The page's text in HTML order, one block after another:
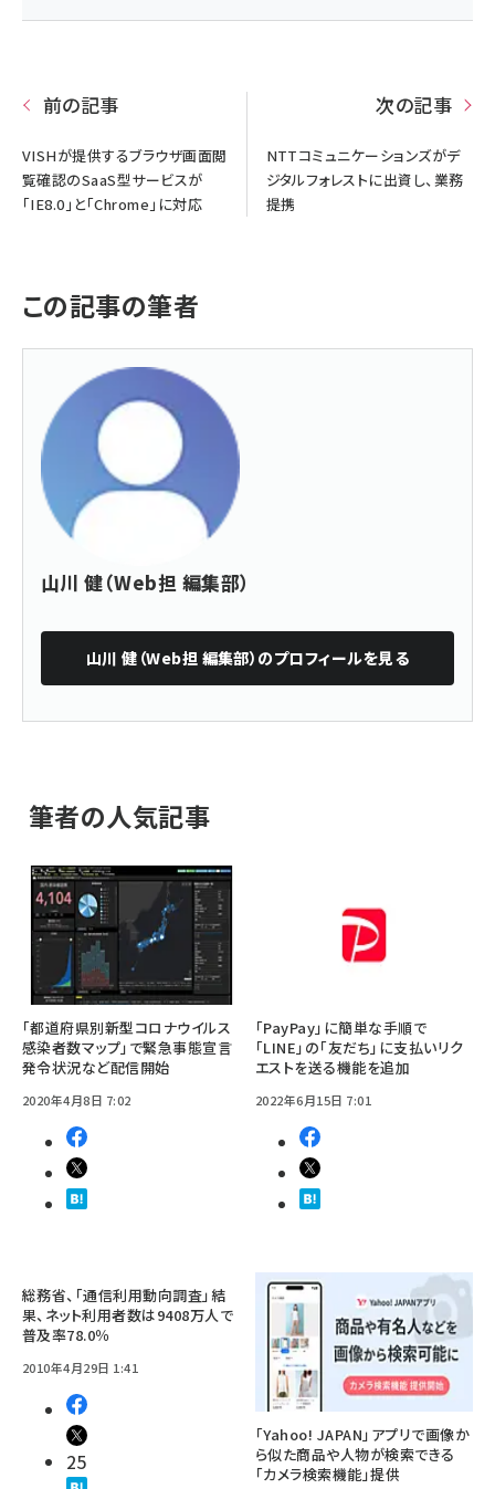
前の記事
VISHが提供するブラウザ画面閲
覧確認のSaaS型サービスが
「IE8.0」と「Chrome」に対応
次の記事
NTTコミュニケーションズがデ
ジタルフォレストに出資し、業務
提携
この記事の筆者
山川 健（Web担 編集部）
山川 健（Web担 編集部） のプロフィールを見る
筆者の人気記事
「都道府県別新型コロナウイルス
感染者数マップ」で緊急事態宣言
発令状況など配信開始
2020年4月8日 7:02
「PayPay」に簡単な手順で
「LINE」の「友だち」に支払いリク
エストを送る機能を追加
2022年6月15日 7:01
総務省、「通信利用動向調査」結
果、ネット利用者数は9408万人で
普及率78.0％
2010年4月29日 1:41
25
「Yahoo! JAPAN」アプリで画像か
ら似た商品や人物が検索できる
「カメラ検索機能」提供